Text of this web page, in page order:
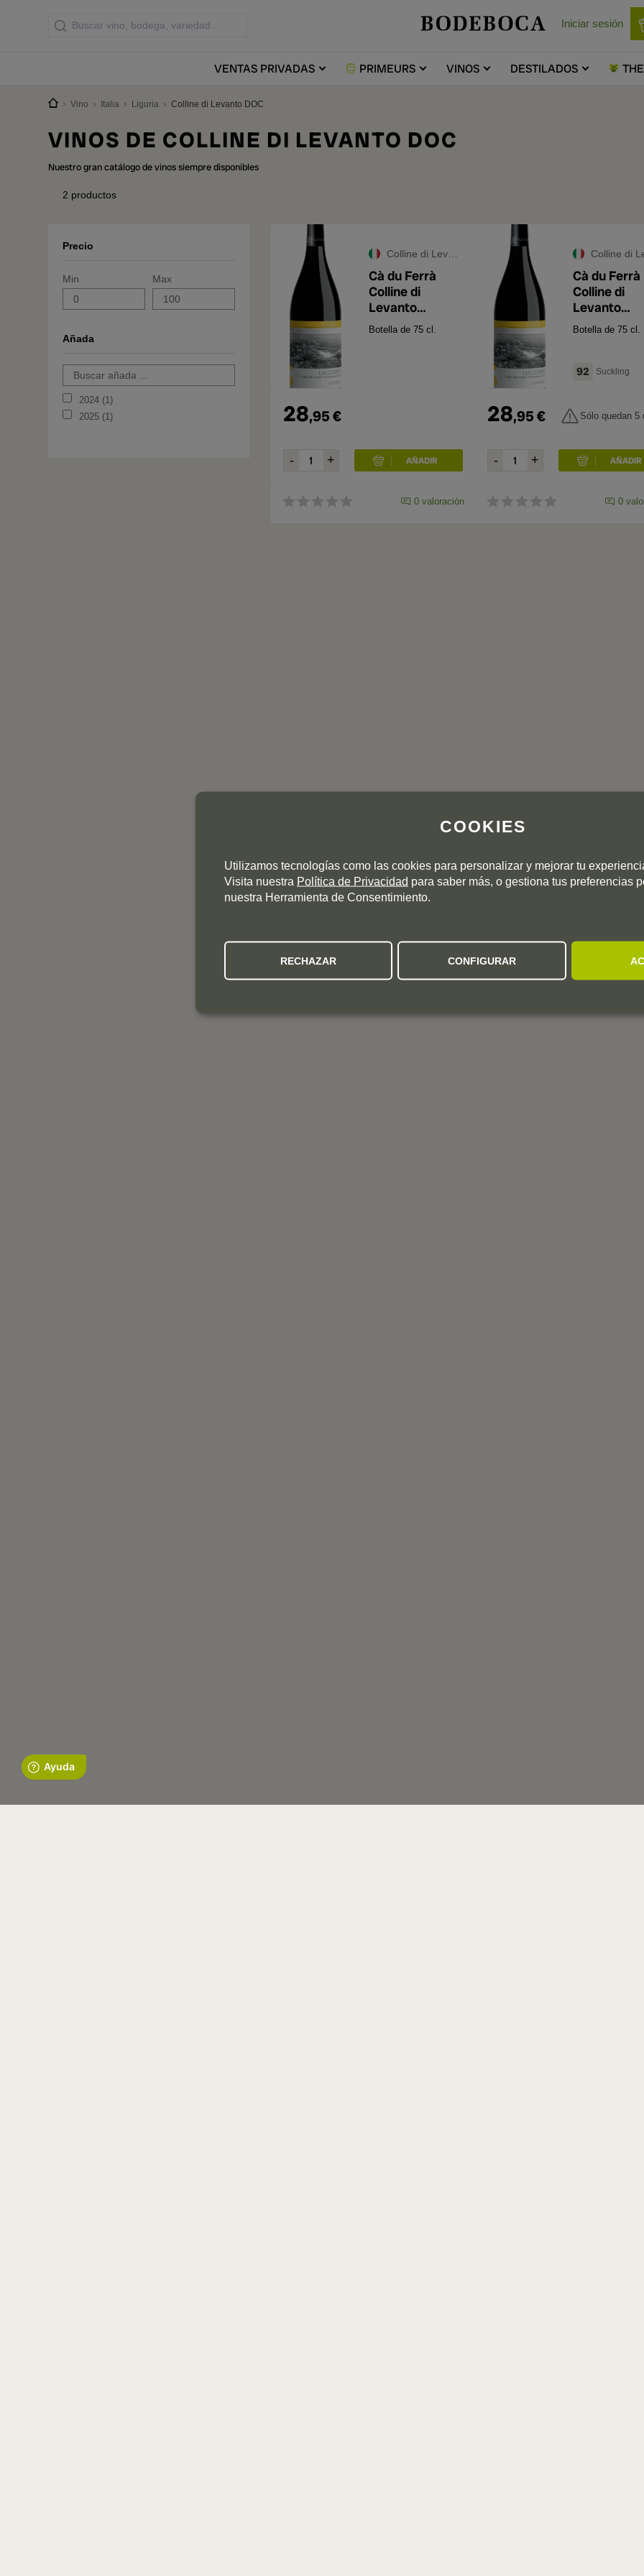
Iniciar sesión
VENTASPRIVADAS PRIMEURS VINOS DESTILADOS THE
Vino Italia Liguria Colline di Levanto DOC
VINOS DE COLLINE DI LEVANTO DOC
Nuestro gran catálogo de vinos siempre disponibles
2 productos
Precio
Min Max
Añada
2024 1
2025 1
Colline di Levanto DOC
Cà du Ferrà
Colline di
Levanto
Vermentino
Botella de 75 cl.
28,95€
0 valoración
Colline di Levanto
Cà du Ferrà
Colline di
Levanto
Vermentino
Botella de 75 cl.
92 Suckling
28,95€ Sólo quedan 5
0
COOKIES
Utilizamos tecnologías como las cookies para personalizar y mejorar tu
Visita nuestra Política de Privacidad para saber más, o gestiona tus preferencias
nuestra Herramienta de Consentimiento.
RECHAZAR CONFIGURAR